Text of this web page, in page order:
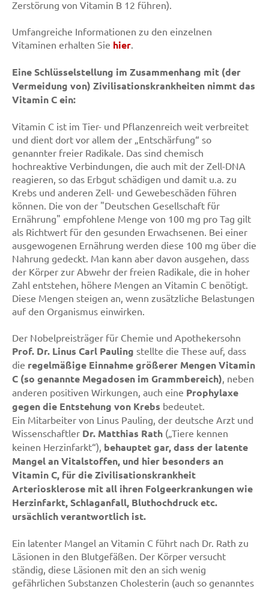
Zerstörung von Vitamin B 12 führen).
Umfangreiche Informationen zu den einzelnen
Vitaminen erhalten Sie hier.
Eine Schlüsselstellung im Zusammenhang mit (der
Vermeidung von) Zivilisationskrankheiten nimmt das
Vitamin C ein:
Vitamin C ist im Tier- und Pflanzenreich weit verbreitet
und dient dort vor allem der „Entschärfung“ so
genannter freier Radikale. Das sind chemisch
hochreaktive Verbindungen, die auch mit der Zell-DNA
reagieren, so das Erbgut schädigen und damit u.a. zu
Krebs und anderen Zell- und Gewebeschäden führen
können. Die von der "Deutschen Gesellschaft für
Ernährung" empfohlene Menge von 100 mg pro Tag gilt
als Richtwert für den gesunden Erwachsenen. Bei einer
ausgewogenen Ernährung werden diese 100 mg über die
Nahrung gedeckt. Man kann aber davon ausgehen, dass
der Körper zur Abwehr der freien Radikale, die in hoher
Zahl entstehen, höhere Mengen an Vitamin C benötigt.
Diese Mengen steigen an, wenn zusätzliche Belastungen
auf den Organismus einwirken.
Der Nobelpreisträger für Chemie und Apothekersohn
Prof. Dr. Linus Carl Pauling stellte die These auf, dass
die regelmäßige Einnahme größerer Mengen Vitamin
C (so genannte Megadosen im Grammbereich), neben
anderen positiven Wirkungen, auch eine Prophylaxe
gegen die Entstehung von Krebs bedeutet.
Ein Mitarbeiter von Linus Pauling, der deutsche Arzt und
Wissenschaftler Dr. Matthias Rath („Tiere kennen
keinen Herzinfarkt“), behauptet gar, dass der latente
Mangel an Vitalstoffen, und hier besonders an
Vitamin C, für die Zivilisationskrankheit
Arteriosklerose mit all ihren Folgeerkrankungen wie
Herzinfarkt, Schlaganfall, Bluthochdruck etc.
ursächlich verantwortlich ist.
Ein latenter Mangel an Vitamin C führt nach Dr. Rath zu
Läsionen in den Blutgefäßen. Der Körper versucht
ständig, diese Läsionen mit den an sich wenig
gefährlichen Substanzen Cholesterin (auch so genanntes